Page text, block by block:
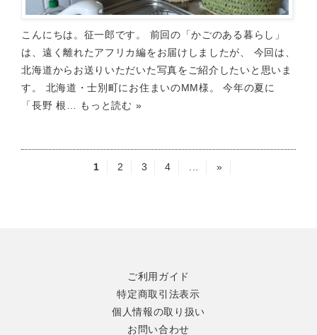
こんにちは。征一郎です。 前回の「かごのある暮らし」
は、遠く離れたアフリカ編をお届けしましたが、 今回は、
北海道からお送りいただいた写真をご紹介したいと思いま
す。 北海道・士別町にお住まいのMM様。 今年の夏に
「長野 根…
もっと読む »
1 2 3 4 »
ご利用ガイド
特定商取引法表示
個人情報の取り扱い
お問い合わせ